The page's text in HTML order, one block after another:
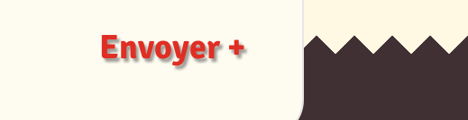
Envoyer +